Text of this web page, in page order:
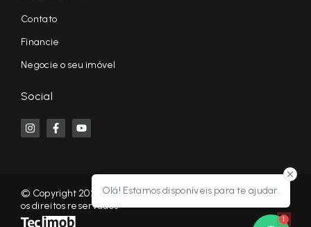
Olá! Estamos disponíveis para te ajudar.
1
Contato
Financie
Negocie o seu imóvel
Social
© Copyright 2026 - KF NEGÓCIOS IMOBILIÁRIOS RP - Todos
os direitos reservados